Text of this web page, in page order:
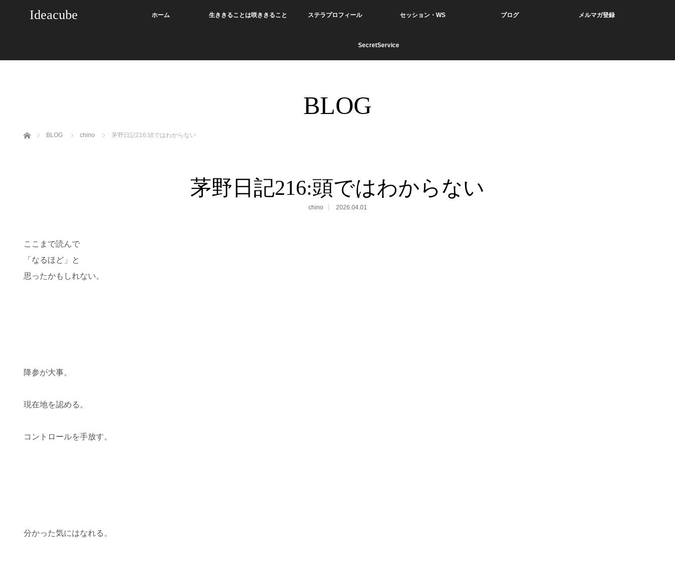
Ideacube ホーム 生ききることは咲ききること ステラプロフィール セッション・WS ブログ メルマガ登録
SecretService
BLOG
ホーム BLOG chino 茅野日記216:頭ではわからない
茅野日記216:頭ではわからない
chino 2026.04.01
ここまで読んで
「なるほど」と
思ったかもしれない。
降参が大事。
現在地を認める。
コントロールを手放す。
分かった気にはなれる。